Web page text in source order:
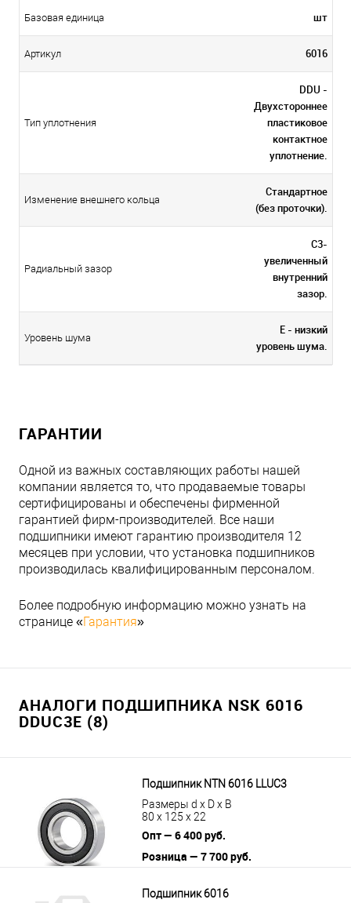
Базовая единица шт
Артикул 6016
Тип уплотнения
DDU -
Двухстороннее
пластиковое
контактное
уплотнение.
Изменение внешнего кольца
Стандартное
(без проточки).
Радиальный зазор
C3-
увеличенный
внутренний
зазор.
Уровень шума
E - низкий
уровень шума.
ГАРАНТИИ
Одной из важных составляющих работы нашей
компании является то, что продаваемые товары
сертифицированы и обеспечены фирменной
гарантией фирм-производителей. Все наши
подшипники имеют гарантию производителя 12
месяцев при условии, что установка подшипников
производилась квалифицированным персоналом.
Более подробную информацию можно узнать на
странице «Гарантия»
АНАЛОГИ ПОДШИПНИКА NSK 6016
DDUC3E (8)
Подшипник NTN 6016 LLUC3
Размеры d x D x B
80 x 125 x 22
Опт — 6 400 руб.
Розница — 7 700 руб.
Подшипник 6016